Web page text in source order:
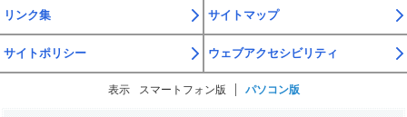
リンク集 サイトマップ
サイトポリシー ウェブアクセシビリティ
表示 スマートフォン版 パソコン版